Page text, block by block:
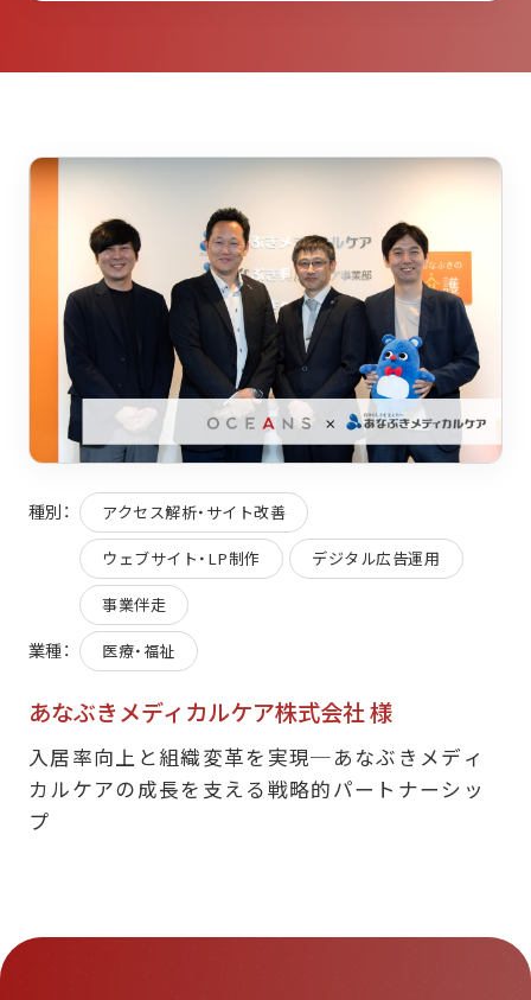
種別： アクセス解析・サイト改善
ウェブサイト・LP制作 デジタル広告運用
事業伴走
業種： 医療・福祉
あなぶきメディカルケア株式会社 様
入居率向上と組織変革を実現─あなぶきメディ
カルケアの成長を支える戦略的パートナーシッ
プ